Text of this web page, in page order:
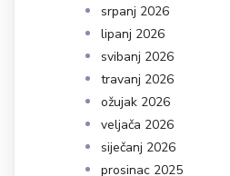
srpanj 2026
lipanj 2026
svibanj 2026
travanj 2026
ožujak 2026
veljača 2026
siječanj 2026
prosinac 2025